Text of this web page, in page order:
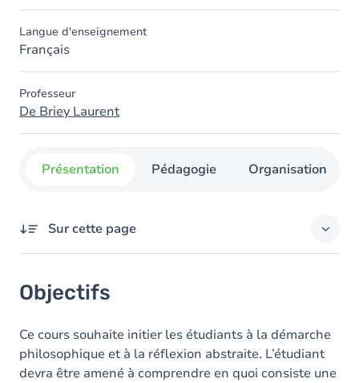
Langue d'enseignement
Français
Professeur
De Briey Laurent
Présentation Pédagogie Organisation
Sur cette page
Contenu
Objectifs
Ce cours souhaite initier les étudiants à la démarche
philosophique et à la réflexion abstraite. L’étudiant
devra être amené à comprendre en quoi consiste une